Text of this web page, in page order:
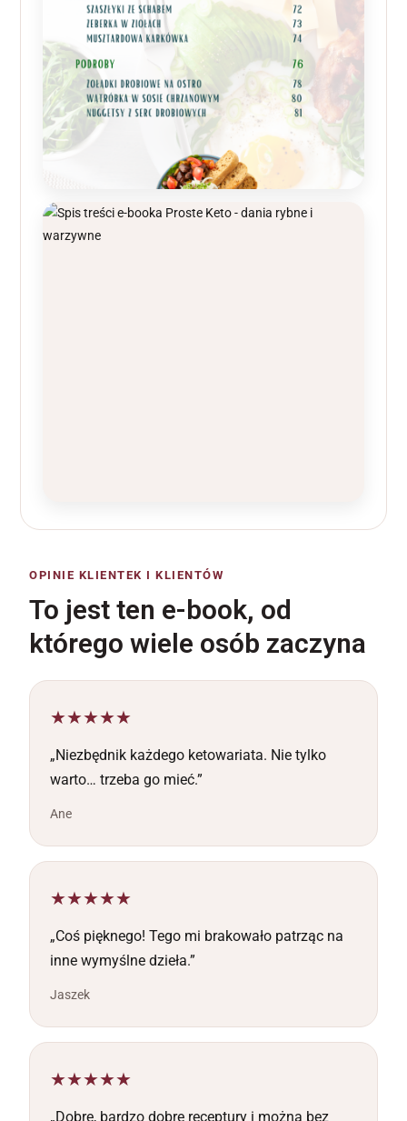
OPINIE KLIENTEK I KLIENTÓW
To jest ten e-book, od
którego wiele osób zaczyna
★★★★★
„Niezbędnik każdego ketowariata. Nie tylko
warto… trzeba go mieć.”
Ane
★★★★★
„Coś pięknego! Tego mi brakowało patrząc na
inne wymyślne dzieła.”
Jaszek
★★★★★
„Dobre, bardzo dobre receptury i można bez